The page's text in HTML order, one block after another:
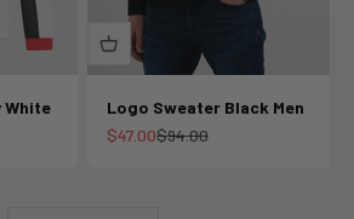
White
Logo Sweater Black Men
Angebot
$47.00Regulärer Preis
$94.00